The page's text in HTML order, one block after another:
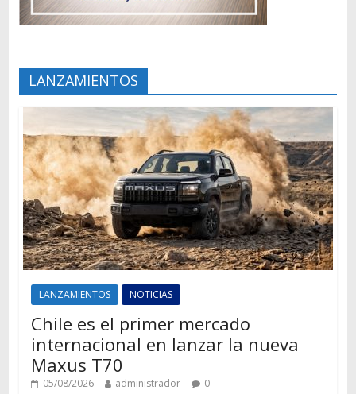
LANZAMIENTOS
LANZAMIENTOS NOTICIAS
Chile es el primer mercado
internacional en lanzar la nueva
Maxus T70
05/08/2026 administrador 0